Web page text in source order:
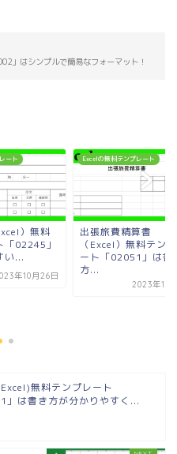
」はシンプルで簡易なフォーマット！
ート
）無料
「02245」
い...
年10月26日
Excelの無料テンプレート
出張旅費精算書
（Excel）無料テン
ート「02051」は書
方...
2023年10
無料テンプレート
」は書き方が分かりやすく...